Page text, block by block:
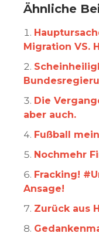
Ähnliche
Migration VS.
Die
aber auch.
Fußball
Nochmehr
Fracking!
Ansage!
Zurück aus